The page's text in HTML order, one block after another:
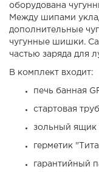
оборудована
Между шипами
дополнительные
чугунные шишки.
частью заряда для
В комплект входит:
печь банная
стартовая
зольный ящик
герметик
гарантийный